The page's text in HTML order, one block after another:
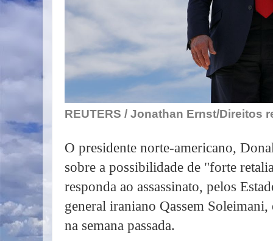
REUTERS / Jonathan Ernst/Direitos
O presidente norte-americano,
sobre a possibilidade de "forte
responda ao assassinato, pelos
general iraniano Qassem
na semana passada.